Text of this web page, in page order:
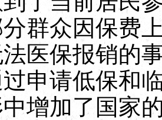
群众因保费
医保报销的
申请低保和
增加了国家